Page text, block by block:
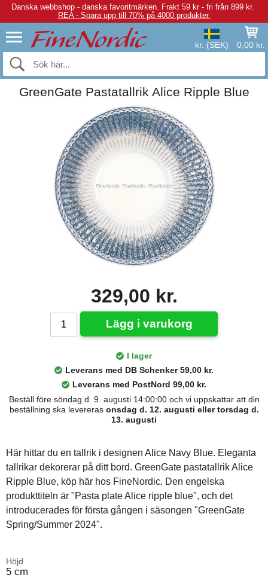
Danska webbshop - danska favoritmärken. Frakt 59 kr - fri från 899 kr.
REA - Spara upp till 70% på 4000 produkter.
kr. (SEK) 0,00 kr.
GreenGate Pastatallrik Alice Ripple Blue
329,00 kr.
Lägg i varukorg
I lager
Leverans med DB Schenker 59,00 kr.
Leverans med PostNord 99,00 kr.
Beställ före söndag d. 9. augusti 14:00:00 och vi uppskattar att din
beställning ska levereras onsdag d. 12. augusti eller torsdag d.
13. augusti
Här hittar du en tallrik i designen Alice Navy Blue. Eleganta
tallrikar dekorerar på ditt bord. GreenGate pastatallrik Alice
Ripple Blue, köp här hos FineNordic. Den engelska
produkttiteln är "Pasta plate Alice ripple blue", och det
introducerades för första gången i säsongen "GreenGate
Spring/Summer 2024".
Höjd
5 cm